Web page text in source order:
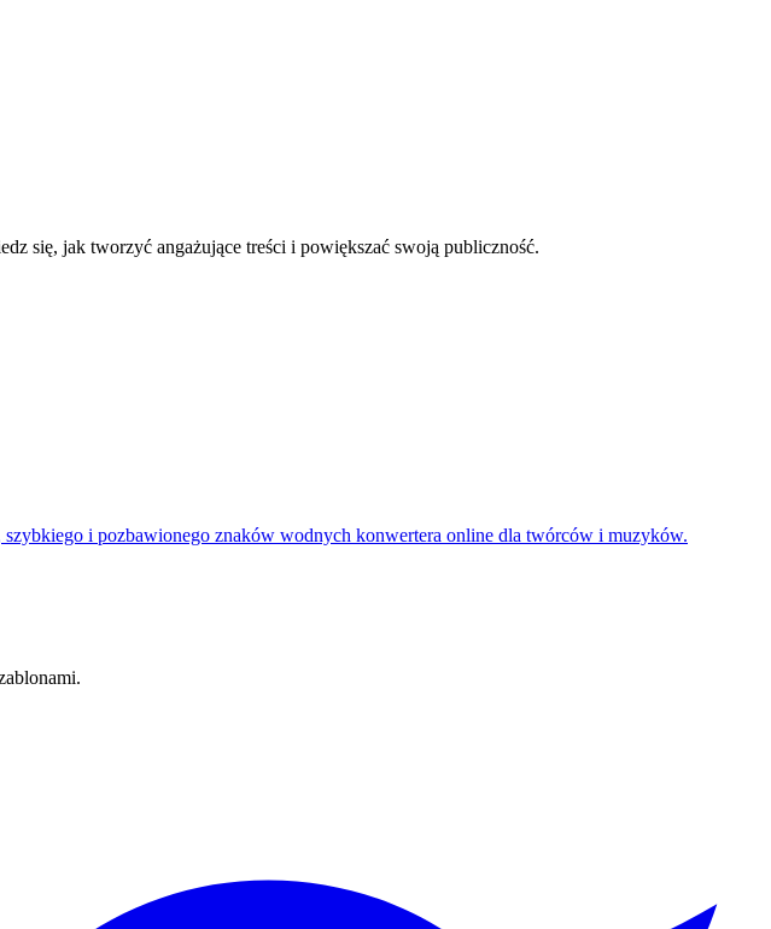
się, jak tworzyć angażujące treści i powiększać swoją publiczność.
i pozbawionego znaków wodnych konwertera online dla twórców i muzyków.